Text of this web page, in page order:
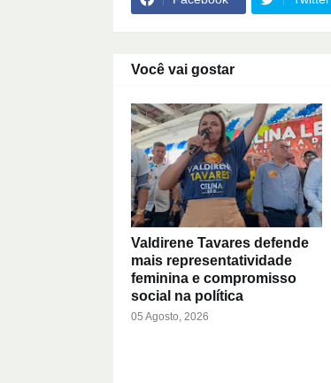
Você vai gostar
Valdirene Tavares defende
mais representatividade
feminina e compromisso
social na política
05 Agosto, 2026